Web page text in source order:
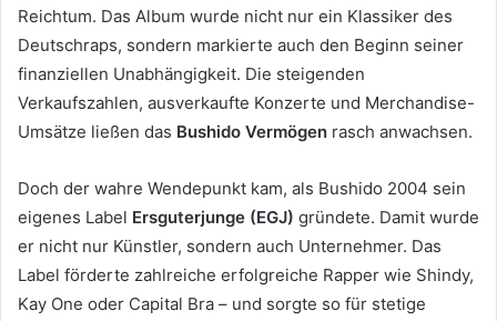
Reichtum. Das Album wurde nicht nur ein Klassiker des
Deutschraps, sondern markierte auch den Beginn seiner
finanziellen Unabhängigkeit. Die steigenden
Verkaufszahlen, ausverkaufte Konzerte und Merchandise-
Umsätze ließen das Bushido Vermögen rasch anwachsen.
Doch der wahre Wendepunkt kam, als Bushido 2004 sein
eigenes Label Ersguterjunge (EGJ) gründete. Damit wurde
er nicht nur Künstler, sondern auch Unternehmer. Das
Label förderte zahlreiche erfolgreiche Rapper wie Shindy,
Kay One oder Capital Bra – und sorgte so für stetige